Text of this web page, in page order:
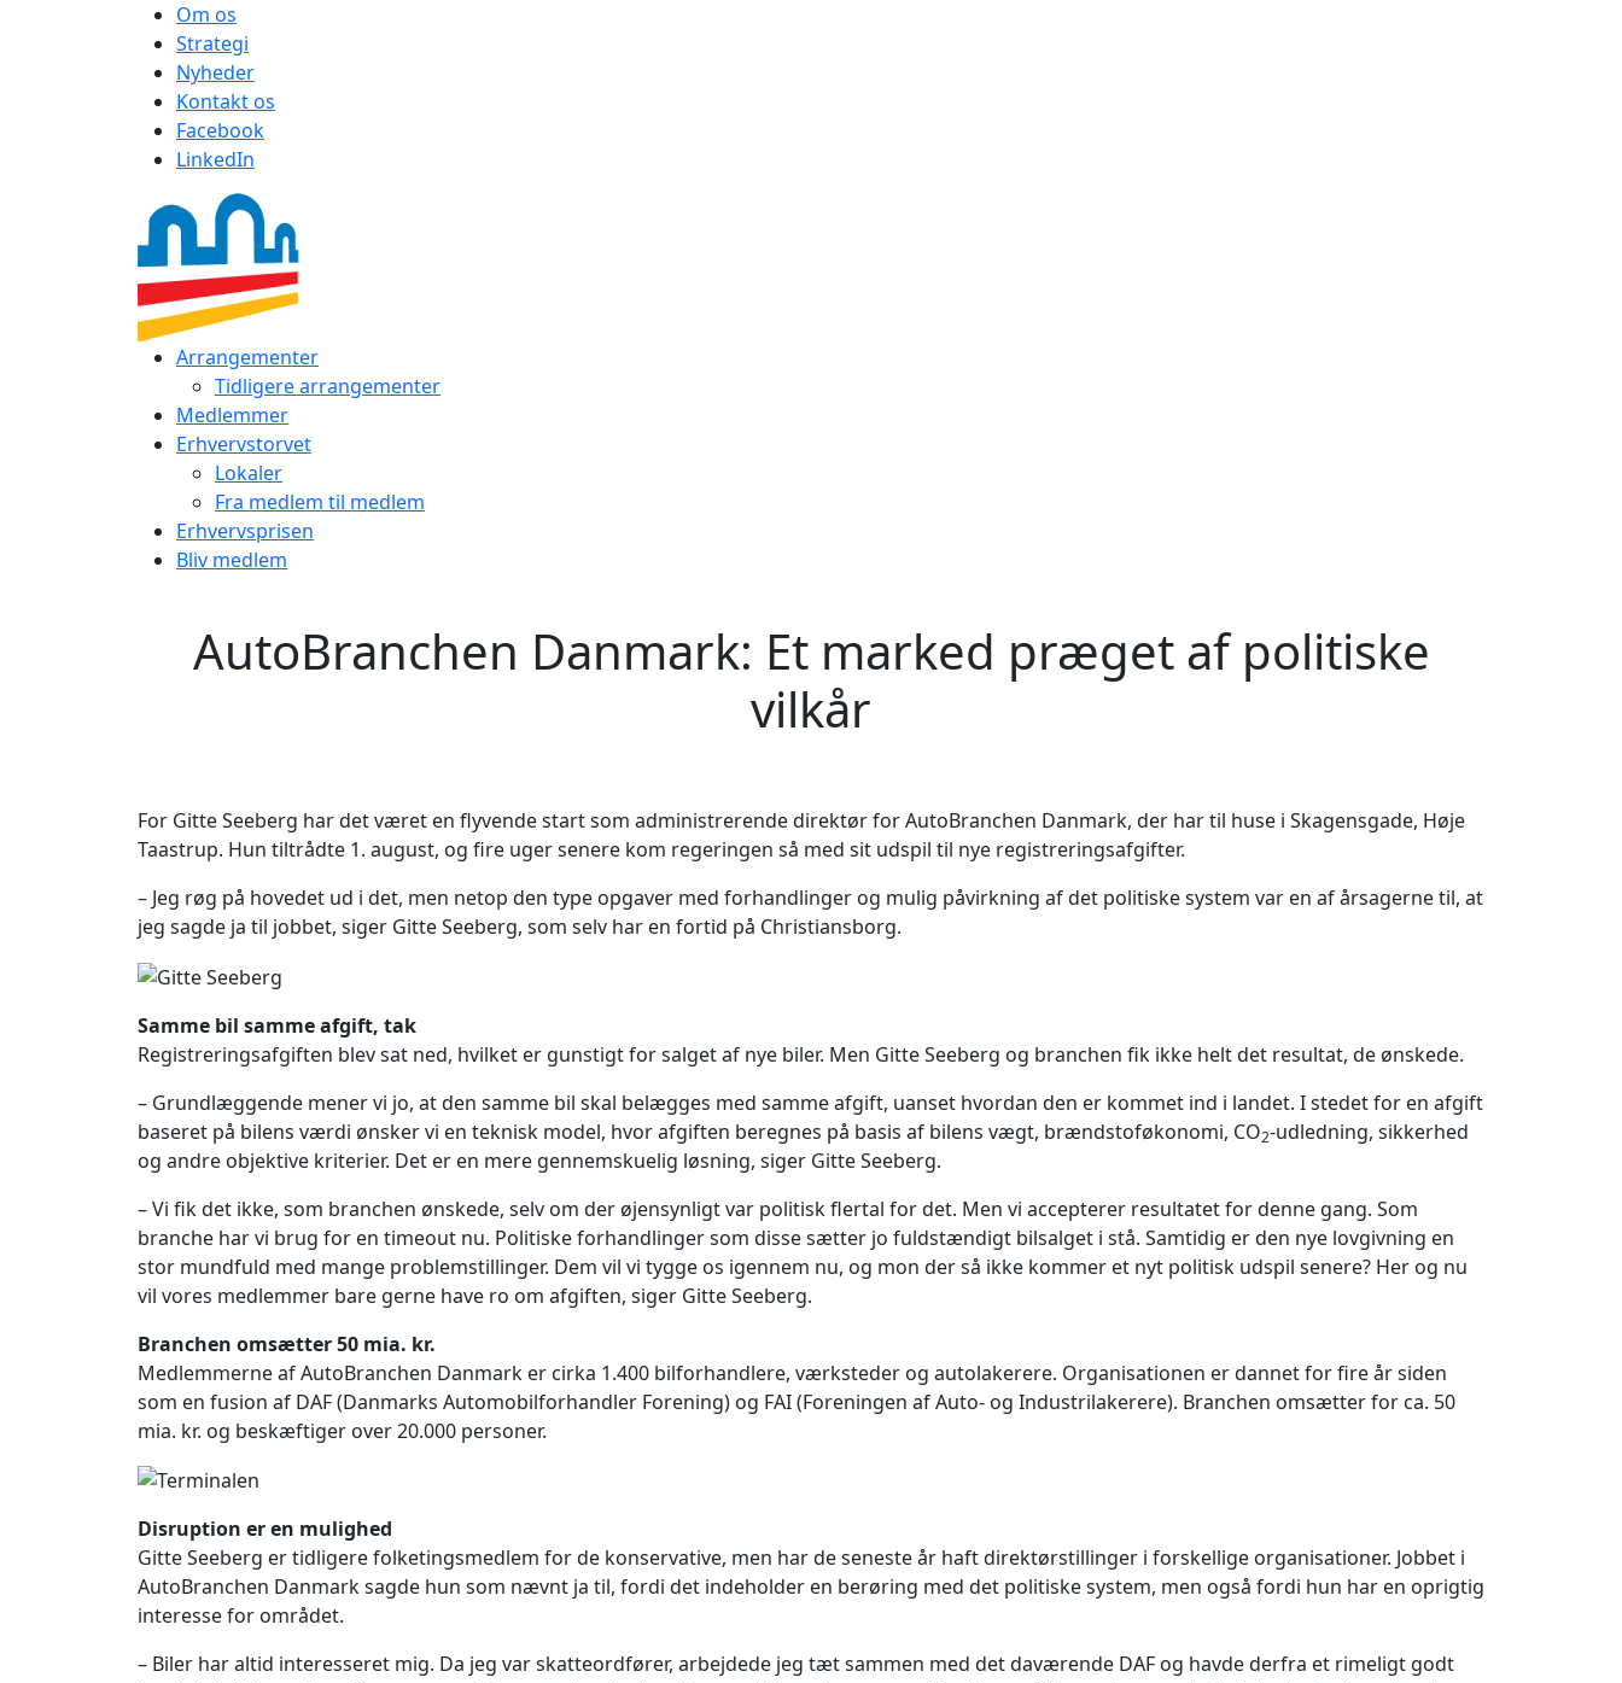
Om os
Strategi
Nyheder
Kontakt os
Facebook
LinkedIn
Arrangementer
Tidligere arrangementer
Medlemmer
Erhvervstorvet
Lokaler
Fra medlem til medlem
Erhvervsprisen
Bliv medlem
AutoBranchen Danmark: Et marked præget af politiske
vilkår
For Gitte Seeberg har det været en flyvende start som administrerende direktør for AutoBranchen Danmark, der har til huse i Skagensgade, Høje
Taastrup. Hun tiltrådte 1. august, og fire uger senere kom regeringen så med sit udspil til nye registreringsafgifter.
– Jeg røg på hovedet ud i det, men netop den type opgaver med forhandlinger og mulig påvirkning af det politiske system var en af årsagerne til, at
jeg sagde ja til jobbet, siger Gitte Seeberg, som selv har en fortid på Christiansborg.
Samme bil samme afgift, tak
Registreringsafgiften blev sat ned, hvilket er gunstigt for salget af nye biler. Men Gitte Seeberg og branchen fik ikke helt det resultat, de ønskede.
– Grundlæggende mener vi jo, at den samme bil skal belægges med samme afgift, uanset hvordan den er kommet ind i landet. I stedet for en afgift
baseret på bilens værdi ønsker vi en teknisk model, hvor afgiften beregnes på basis af bilens vægt, brændstoføkonomi, CO2-udledning, sikkerhed
og andre objektive kriterier. Det er en mere gennemskuelig løsning, siger Gitte Seeberg.
– Vi fik det ikke, som branchen ønskede, selv om der øjensynligt var politisk flertal for det. Men vi accepterer resultatet for denne gang. Som
branche har vi brug for en timeout nu. Politiske forhandlinger som disse sætter jo fuldstændigt bilsalget i stå. Samtidig er den nye lovgivning en
stor mundfuld med mange problemstillinger. Dem vil vi tygge os igennem nu, og mon der så ikke kommer et nyt politisk udspil senere? Her og nu
vil vores medlemmer bare gerne have ro om afgiften, siger Gitte Seeberg.
Branchen omsætter 50 mia. kr.
Medlemmerne af AutoBranchen Danmark er cirka 1.400 bilforhandlere, værksteder og autolakerere. Organisationen er dannet for fire år siden
som en fusion af DAF (Danmarks Automobilforhandler Forening) og FAI (Foreningen af Auto- og Industrilakerere). Branchen omsætter for ca. 50
mia. kr. og beskæftiger over 20.000 personer.
Disruption er en mulighed
Gitte Seeberg er tidligere folketingsmedlem for de konservative, men har de seneste år haft direktørstillinger i forskellige organisationer. Jobbet i
AutoBranchen Danmark sagde hun som nævnt ja til, fordi det indeholder en berøring med det politiske system, men også fordi hun har en oprigtig
interesse for området.
– Biler har altid interesseret mig. Da jeg var skatteordfører, arbejdede jeg tæt sammen med det daværende DAF og havde derfra et rimeligt godt